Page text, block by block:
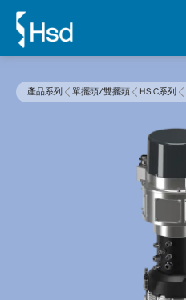
產品系列 單擺頭/雙擺頭 HS C系列